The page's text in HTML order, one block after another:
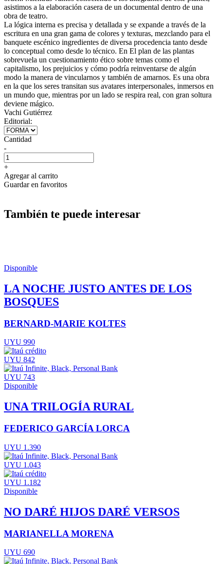
asistimos a la elaboración casera de un documental dentro de una
obra de teatro.
La lógica interna es precisa y detallada y se expande a través de la
escritura en una gran gama de colores y texturas, mezclando para el
banquete escénico ingredientes de diversa procedencia tanto desde
lo conceptual como desde lo técnico. En El plan de las plantas
sobrevuela un cuestionamiento ético sobre temas como el
capitalismo, los prejuicios y cómo podría reinventarse de algún
modo la manera de vincularnos y también de amarnos. Es una obra
en la que los seres transitan sus avatares interpersonales, inmersos en
un mundo que, mientras por un lado se respira real, con gran soltura
deviene mágico.
Vachi Gutiérrez
Editorial:
Cantidad
-
+
Agregar al carrito
Guardar en favoritos
También te puede interesar
Disponible
LA NOCHE JUSTO ANTES DE LOS
BOSQUES
BERNARD-MARIE KOLTES
UYU 990
UYU 842
UYU 743
Disponible
UNA TRILOGÍA RURAL
FEDERICO GARCÍA LORCA
UYU 1.390
UYU 1.043
UYU 1.182
Disponible
NO DARÉ HIJOS DARÉ VERSOS
MARIANELLA MORENA
UYU 690